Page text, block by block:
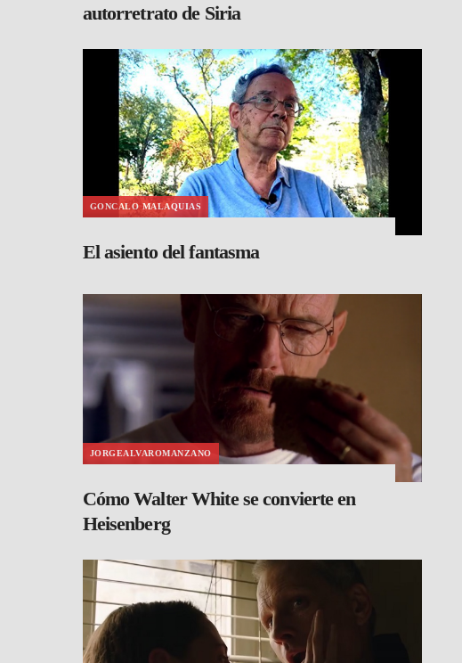
autorretrato de Siria
GONCALO MALAQUIAS
El asiento del fantasma
JORGEALVAROMANZANO
Cómo Walter White se convierte en
Heisenberg